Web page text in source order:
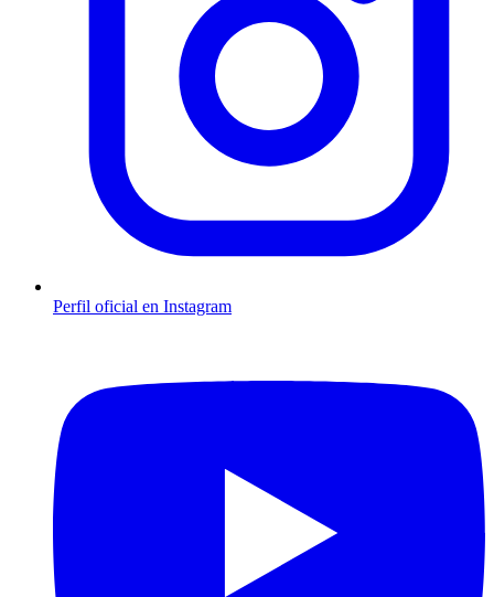
Perfil oficial en Instagram